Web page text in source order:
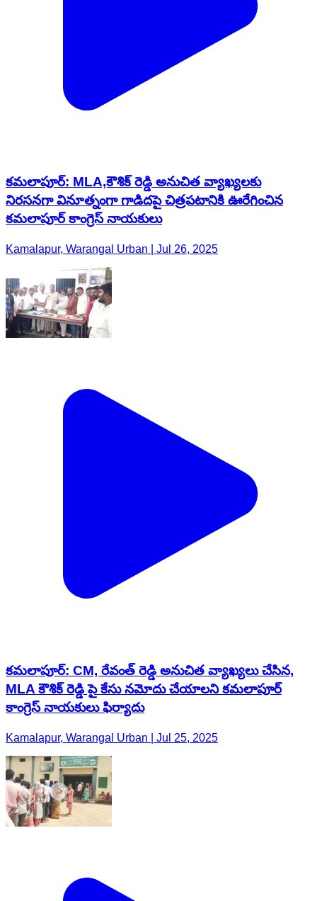
కమలాపూర్: MLA,కౌశిక్ రెడ్డి అనుచిత వ్యాఖ్యలకు
నిరసనగా వినూత్నంగా గాడిదపై చిత్రపటానికి ఊరేగించిన
కమలాపూర్ కాంగ్రెస్ నాయకులు
Kamalapur, Warangal Urban | Jul 26, 2025
కమలాపూర్: CM, రేవంత్ రెడ్డి అనుచిత వ్యాఖ్యలు చేసిన,
MLA కౌశిక్ రెడ్డి పై కేసు నమోదు చేయాలని కమలాపూర్
కాంగ్రెస్ నాయకులు ఫిర్యాదు
Kamalapur, Warangal Urban | Jul 25, 2025